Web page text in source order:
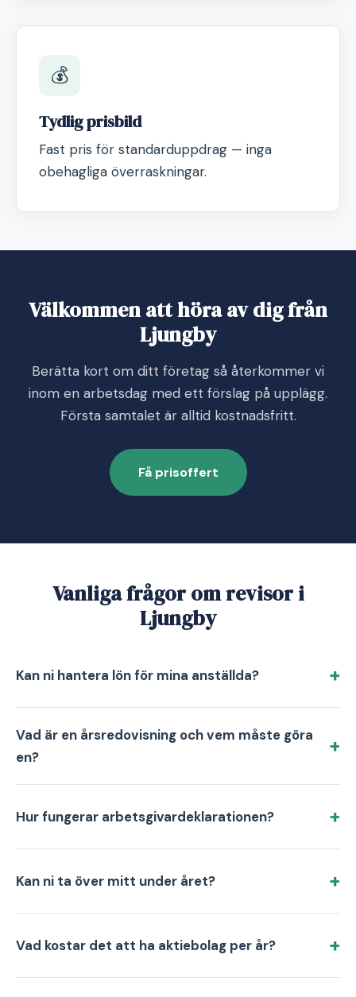
💰
Tydlig prisbild
Fast pris för standarduppdrag — inga
obehagliga överraskningar.
Välkommen att höra av dig från
Ljungby
Berätta kort om ditt företag så återkommer vi
inom en arbetsdag med ett förslag på upplägg.
Första samtalet är alltid kostnadsfritt.
Få prisoffert
Vanliga frågor om revisor i
Ljungby
Kan ni hantera lön för mina anställda?
Vad är en årsredovisning och vem måste göra
en?
Hur fungerar arbetsgivardeklarationen?
Kan ni ta över mitt under året?
Vad kostar det att ha aktiebolag per år?